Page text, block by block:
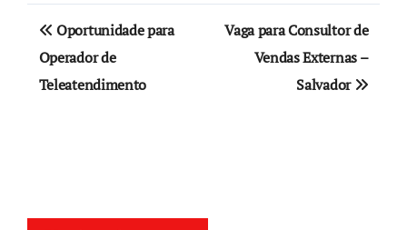
Navegação
de
Post
Oportunidade para
Operador de
Teleatendimento
Vaga para Consultor de
Vendas Externas –
Salvador